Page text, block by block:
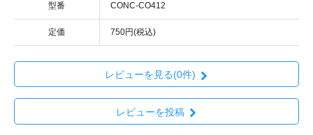
型番 CONC-CO412
定価 750円(税込)
レビューを見る(0件)
レビューを投稿